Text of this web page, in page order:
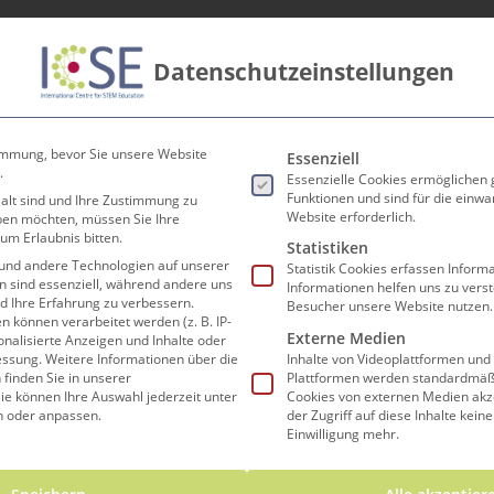
Lehrer*innen Forschen und Lehren
Datenschutzeinstellungen
bevor Sie unsere Website
sind und Ihre Zustimmung zu
möchten, müssen Sie Ihre
Erlaubnis bitten.
andere Technologien auf unserer
sind essenziell, während andere uns
Ihre Erfahrung zu verbessern.
können verarbeitet werden (z. B. IP-
Anzeigen und Inhalte oder
Weitere Informationen über die
Sie in unserer
können Ihre Auswahl jederzeit unter
oder anpassen.
Es folgt eine Liste der
Essenziell
Essenzielle Cookies ermöglichen
Funktionen und sind für die
Website erforderlich.
Statistiken
Statistik Cookies erfassen
Informationen helfen uns zu
Besucher unsere Website nutzen.
Externe Medien
Inhalte von Videoplattformen
Plattformen werden
Cookies von externen Medien
der Zugriff auf diese Inhalte
Einwilligung mehr.